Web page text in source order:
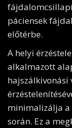
páciensek
előtérbe.
A helyi
alkalmazott
minimalizálja a
során. Ez a